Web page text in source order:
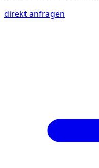
direkt anfragen